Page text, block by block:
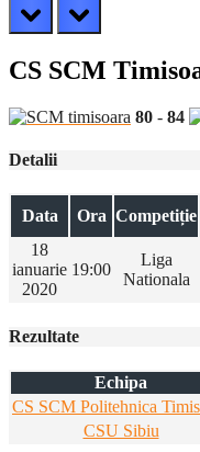
prev next
CS SCM
80 - 84
Detalii
Data Ora Competiție
18
ianuarie
2020
19:00
Liga
Nationala
Rezultate
Echipa
CS SCM Politehnica
CSU Sibiu